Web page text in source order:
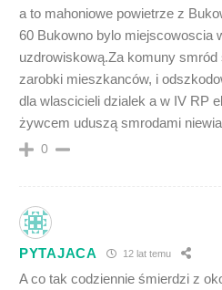
a to mahoniowe powietrze z
60 Bukowno bylo miejscowoscia
uzdrowiskową.Za komuny smród
zarobki mieszkanców, i
dla wlascicieli dzialek a w IV RP
żywcem uduszą smrodami
0
PYTAJACA 12 lat temu
A co tak codziennie śmierdzi z